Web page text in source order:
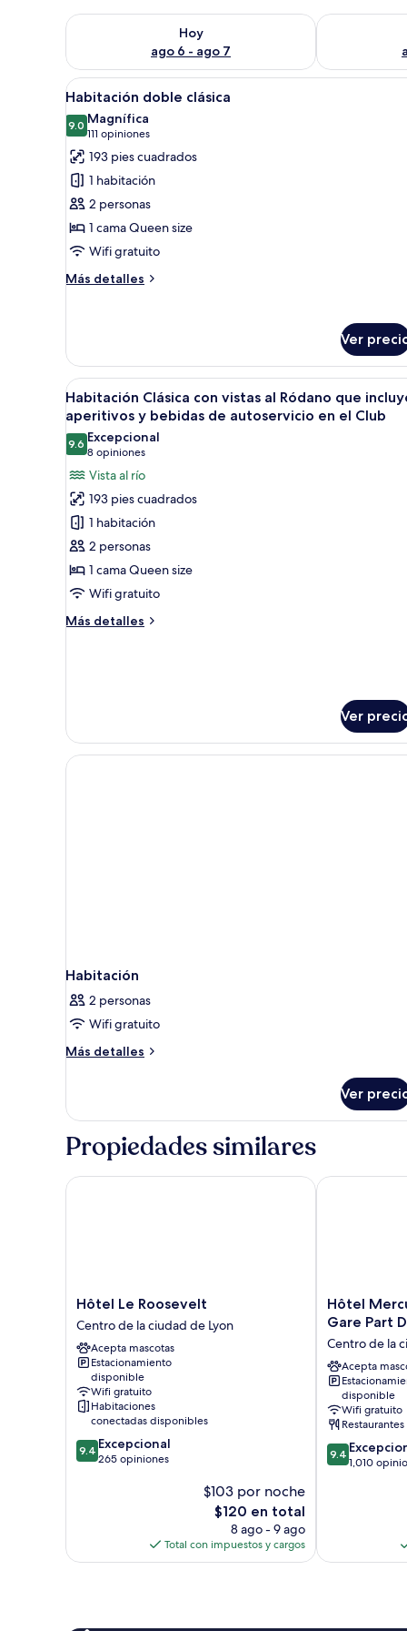
Hoy
ago 6 - ago 7
Consulta la disponibilidad para hoy ago 6 - ago 7
Consulta la
Abrir
todas
las
fotos
de
Habitación
doble
clásica
Habitación de hotel con
13
Habitación doble clásica
9.09.0 de 10
Magnífica
111 opiniones
(111
opiniones)
193 pies cuadrados
1 habitación
2 personas
1 cama Queen size
Wifi gratuito
Más detalles
Más
clásica
Ver
Abrir
todas
las
fotos
de
Habitación
Clásica
con
vistas
al
Ródano
que
autoservicio
en
Habitación de hotel con
9
Habitación Clásica con vistas al Ródano que
aperitivos y bebidas de autoservicio en el Club
9.69.6 de 10
Excepcional
8 opiniones
(8
opiniones)
Vista al río
193 pies cuadrados
1 habitación
2 personas
1 cama Queen size
Wifi gratuito
Más detalles
Más
al
Ródano
que
Ver
Habitación
2 personas
Wifi gratuito
Más detalles
Más
Ver
Propiedades similares
Hôtel
Le
Roosevelt
Centro
de
la
ciudad
de
Hôtel Le Roosevelt
Centro de la ciudad de Lyon
Acepta mascotas
Estacionamiento
disponible
Wifi gratuito
Habitaciones
conectadas disponibles
9.4
de
9.4 Excepcional
265 opiniones
$103 por noche
El
precio
actual
es
$120 en total
8 ago - 9 ago
Total con impuestos y cargos
Hôtel Le Roosevelt
Hôtel
Mercure
Centre
-
Gare
Part
Dieu
Centro
de
la
Hôtel
Gare Part
Centro de la
Acepta
disponible
Wifi gratuito
Restaurantes
9.4
de
9.4
1,010
Hôtel